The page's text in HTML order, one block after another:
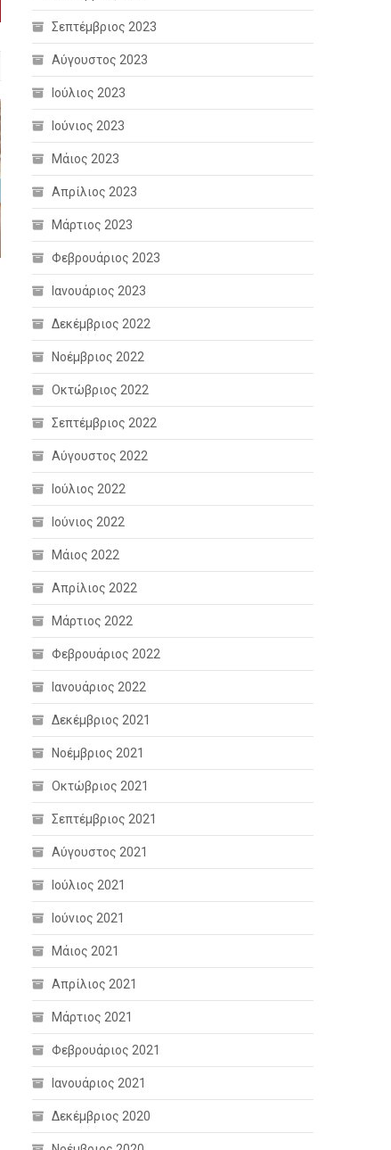
Σεπτέμβριος 2023
Αύγουστος 2023
Ιούλιος 2023
Ιούνιος 2023
Μάιος 2023
Απρίλιος 2023
Μάρτιος 2023
Φεβρουάριος 2023
Ιανουάριος 2023
Δεκέμβριος 2022
Νοέμβριος 2022
Οκτώβριος 2022
Σεπτέμβριος 2022
Αύγουστος 2022
Ιούλιος 2022
Ιούνιος 2022
Μάιος 2022
Απρίλιος 2022
Μάρτιος 2022
Φεβρουάριος 2022
Ιανουάριος 2022
Δεκέμβριος 2021
Νοέμβριος 2021
Οκτώβριος 2021
Σεπτέμβριος 2021
Αύγουστος 2021
Ιούλιος 2021
Ιούνιος 2021
Μάιος 2021
Απρίλιος 2021
Μάρτιος 2021
Φεβρουάριος 2021
Ιανουάριος 2021
Δεκέμβριος 2020